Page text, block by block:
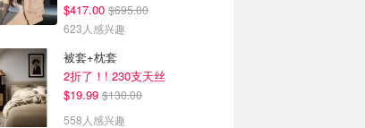
$417.00 $695.00
623人感兴趣
被套+枕套
2折了！! 230支天丝
$19.99 $130.00
558人感兴趣